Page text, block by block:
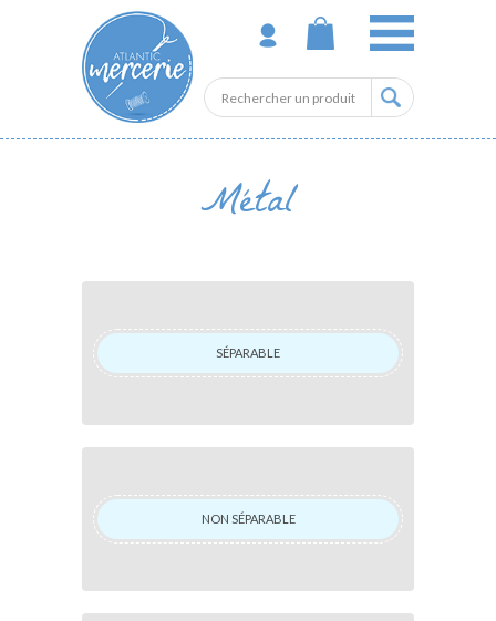
Métal
SÉPARABLE
NON SÉPARABLE